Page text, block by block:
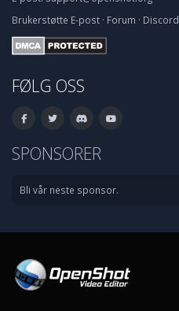
Brukerstøtte E-post · Forum · Discord
FØLG OSS
SPONSORER
Bli vår neste sponsor.